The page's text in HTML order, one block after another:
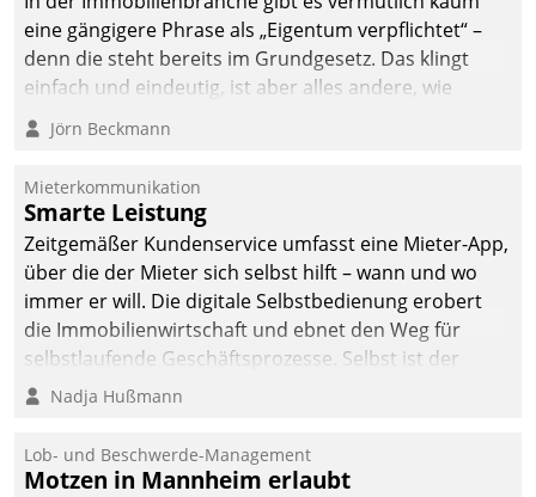
Datatrain ermöglicht
automatisiert ausgelöste,
zielgerichtete
Mieterbefragungen – eine
starke Grundlage für
intelligente,
datengestützte
Entscheidungen.
eine gängigere Phrase als „Eigentum verpflichtet“ –
denn die steht bereits im Grundgesetz. Das klingt
einfach und eindeutig, ist aber alles andere, wie
Branchenbeschäftigte wissen. Denn mit der
Verantwortung folgen Verpflichtungen.
Jörn Beckmann
Mieterkommunikation
Smarte Leistung
Zeitgemäßer Kundenservice umfasst eine Mieter-App,
über die der Mieter sich selbst hilft – wann und wo
immer er will. Die digitale Selbstbedienung erobert
die Immobilienwirtschaft und ebnet den Weg für
selbstlaufende Geschäftsprozesse. Selbst ist der
Kunde und smart der Serviceanbieter.
Nadja Hußmann
Lob- und Beschwerde-Management
Motzen in Mannheim erlaubt